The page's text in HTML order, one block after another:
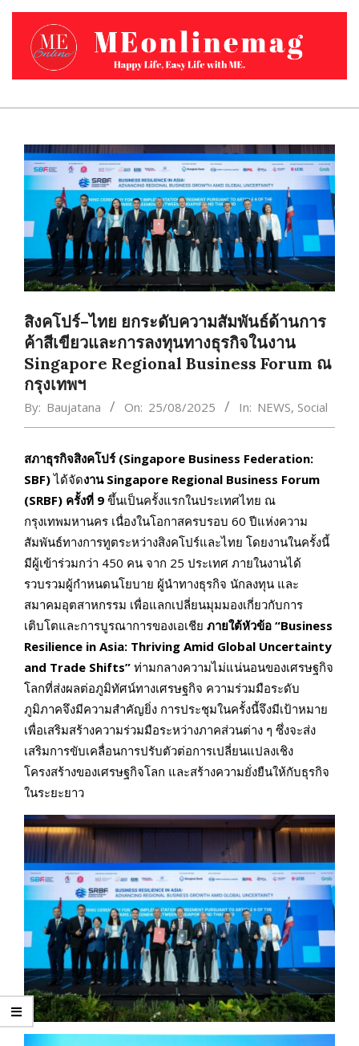
Skip
content
Primary
Menu
สิงคโปร์–ไทย ยกระดับความสัมพันธ์ด้านการ
ค้าสีเขียวและการลงทุนทางธุรกิจในงาน
Singapore Regional Business Forum ณ
กรุงเทพฯ
By: Baujatana On: 25/08/2025 In: NEWS, Social
สภาธุรกิจสิงคโปร์ (Singapore Business Federation:
SBF)ได้จัดงาน Singapore Regional Business Forum
(SRBF) ครั้งที่ 9 ขึ้นเป็นครั้งแรกในประเทศไทย ณ
กรุงเทพมหานคร เนื่องในโอกาสครบรอบ 60 ปีแห่งความ
สัมพันธ์ทางการทูตระหว่างสิงคโปร์และไทย โดยงานในครั้งนี้
มีผู้เข้าร่วมกว่า 450 คน จาก 25 ประเทศ ภายในงานได้
รวบรวมผู้กำหนดนโยบาย ผู้นำทางธุรกิจ นักลงทุน และ
สมาคมอุตสาหกรรม เพื่อแลกเปลี่ยนมุมมองเกี่ยวกับการ
เติบโตและการบูรณาการของเอเชีย ภายใต้หัวข้อ “Business
Resilience in Asia: Thriving Amid Global Uncertainty
and Trade Shifts” ท่ามกลางความไม่แน่นอนของเศรษฐกิจ
โลกที่ส่งผลต่อภูมิทัศน์ทางเศรษฐกิจ ความร่วมมือระดับ
ภูมิภาคจึงมีความสำคัญยิ่ง การประชุมในครั้งนี้จึงมีเป้าหมาย
เพื่อเสริมสร้างความร่วมมือระหว่างภาคส่วนต่าง ๆ ซึ่งจะส่ง
เสริมการขับเคลื่อนการปรับตัวต่อการเปลี่ยนแปลงเชิง
โครงสร้างของเศรษฐกิจโลก และสร้างความยั่งยืนให้กับธุรกิจ
ในระยะยาว